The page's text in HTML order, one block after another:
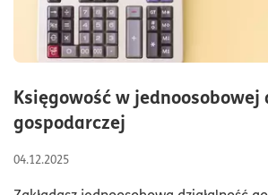
Księgowość w jednoosobowej
gospodarczej
04.12.2025